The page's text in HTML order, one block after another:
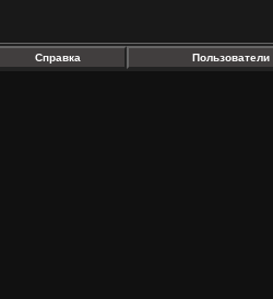
Справка Пользователи